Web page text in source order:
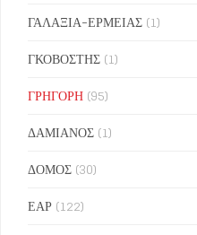
ΓΑΛΑΞΙΑ-ΕΡΜΕΙΑΣ (1)
ΓΚΟΒΟΣΤΗΣ (1)
ΓΡΗΓΟΡΗ (95)
ΔΑΜΙΑΝΟΣ (1)
ΔΟΜΟΣ (30)
ΕΑΡ (122)